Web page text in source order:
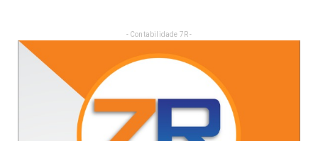
- Contabilidade 7R -